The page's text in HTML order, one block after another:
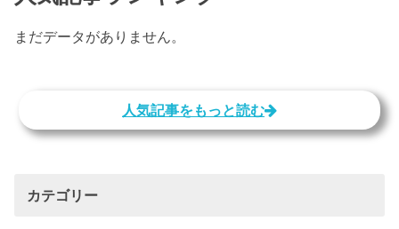
まだデータがありません。
人気記事をもっと読む
カテゴリー